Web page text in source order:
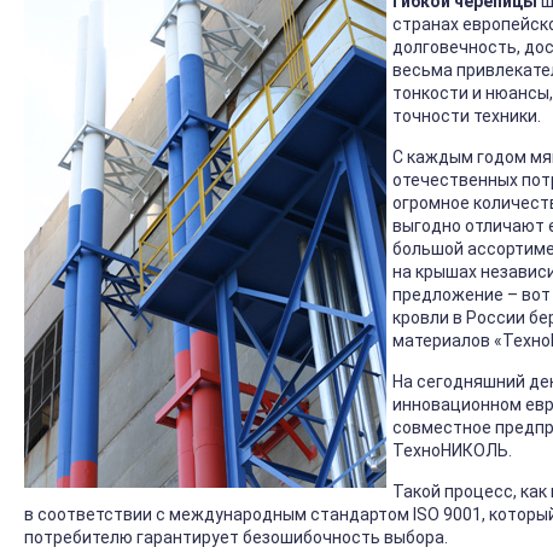
странах
долговечность,
весьма
тонкости и
точности техники.
С каждым годом
отечественных
огромное
выгодно отличают
большой
на крышах
предложение – вот
кровли в России
материалов
На сегодняшний
инновационном
совместное
ТехноНИКОЛЬ.
Такой процесс,
в соответствии с международным стандартом ISO 9001,
потребителю гарантирует безошибочность выбора.